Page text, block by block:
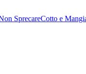
SprecareCotto e